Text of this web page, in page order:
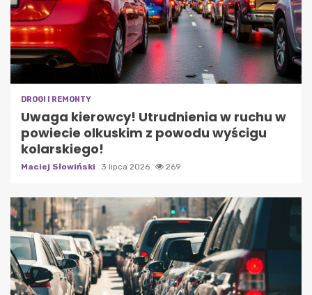
DROGI I REMONTY
Uwaga kierowcy! Utrudnienia w ruchu w
powiecie olkuskim z powodu wyścigu
kolarskiego!
Maciej Słowiński 3 lipca 2026 269